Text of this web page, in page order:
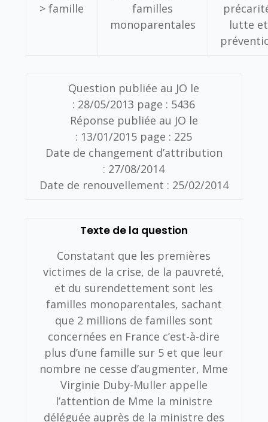
>famille
familles
monoparentales
lutte et
Question publiée au JO le
: 28/05/2013 page : 5436
Réponse publiée au JO le
: 13/01/2015 page : 225
Date de changement d’attribution
: 27/08/2014
Date de renouvellement : 25/02/2014
Texte de la question
Constatant que les premières
victimes de la crise, de la pauvreté,
et du surendettement sont les
familles monoparentales, sachant
que 2 millions de familles sont
concernées en France c’est-à-dire
plus d’une famille sur 5 et que leur
nombre ne cesse d’augmenter, Mme
Virginie Duby-Muller appelle
l’attention de Mme la ministre
déléguée auprès de la ministre des